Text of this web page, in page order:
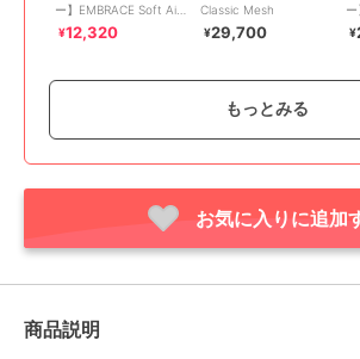
ー】EMBRACE Soft Air/
ソフトグレー
¥12,320
Classic Mesh
¥29,700 ¥
ダッドウェイ
ッパー】吸水速乾ネック
期間限定SALE
ダッドウェイ
ッパー】吸水速乾ベルト
期
保
もっとみる
お気に入りに追加
商品説明